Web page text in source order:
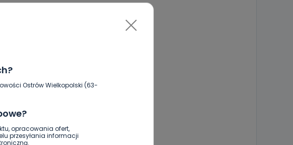
Ostrów Wielkopolski (63-
opracowania ofert,
przesyłania informacji
iść